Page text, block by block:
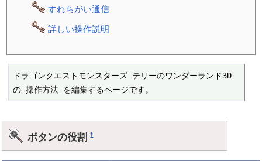
すれちがい通信
詳しい操作説明
ドラゴンクエストモンスターズ テリーのワンダーランド3D
の 操作方法 を編集するページです。
ボタンの役割†